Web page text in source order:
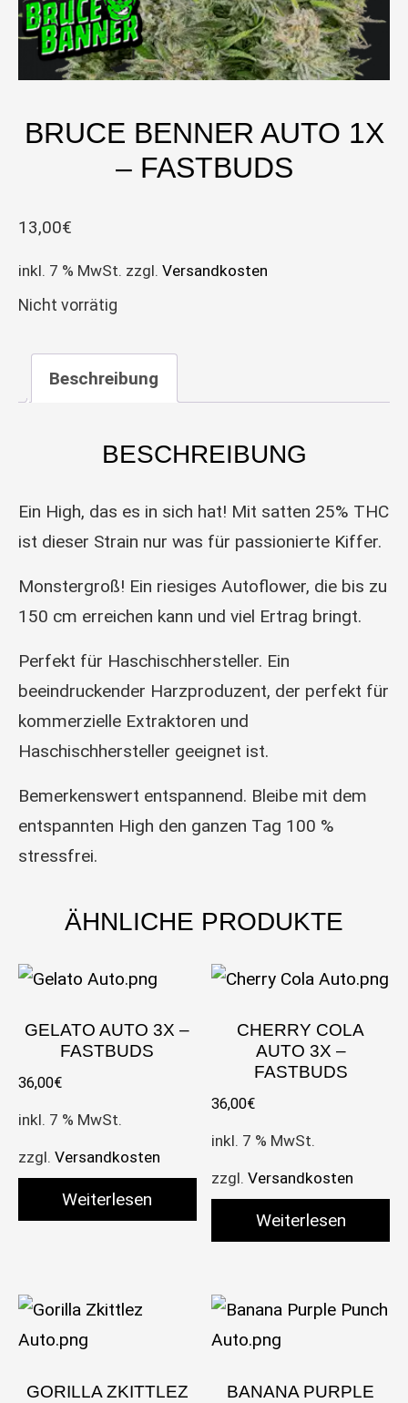
BRUCE BENNER AUTO 1X
– FASTBUDS
13,00€
inkl. 7 % MwSt. zzgl. Versandkosten
Nicht vorrätig
Beschreibung
BESCHREIBUNG
Ein High, das es in sich hat! Mit satten 25% THC
ist dieser Strain nur was für passionierte Kiffer.
Monstergroß! Ein riesiges Autoflower, die bis zu
150 cm erreichen kann und viel Ertrag bringt.
Perfekt für Haschischhersteller. Ein
beeindruckender Harzproduzent, der perfekt für
kommerzielle Extraktoren und
Haschischhersteller geeignet ist.
Bemerkenswert entspannend. Bleibe mit dem
entspannten High den ganzen Tag 100 %
stressfrei.
ÄHNLICHE PRODUKTE
GELATO AUTO 3X –
FASTBUDS
36,00€
inkl. 7 % MwSt.
zzgl. Versandkosten
Weiterlesen
CHERRY COLA
AUTO 3X –
FASTBUDS
36,00€
inkl. 7 % MwSt.
zzgl.Versandkosten
Weiterlesen
GORILLA ZKITTLEZ
BANANA PURPLE